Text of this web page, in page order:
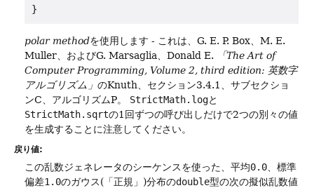
}
polar methodを使用します - これは、G. E. P. Box、M. E.
Muller、およびG. Marsaglia、Donald E.
「The Art of
Computer Programming, Volume 2, third edition: 英数字
アルゴリズム」 のKnuth、セクション3.4.1、サブセクショ
ンC、アルゴリズムP。
StrictMath.logと
StrictMath.sqrtの1回ずつの呼び出しだけで2つの別々の値
を生成することに注意してください。
戻り値:
この乱数ジェネレータのシーケンスを使った、平均0.0 、標準
偏差1.0のガウス(「正規」)分布のdouble型の次の擬似乱数値